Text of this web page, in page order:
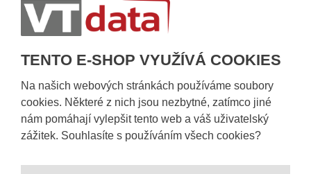
TENTO E-SHOP VYUŽÍVÁ COOKIES
Na našich webových stránkách používáme soubory
cookies. Některé z nich jsou nezbytné, zatímco jiné
nám pomáhají vylepšit tento web a váš uživatelský
zážitek. Souhlasíte s používáním všech cookies?
Informace k dostupnosti zboží
Obecné informace